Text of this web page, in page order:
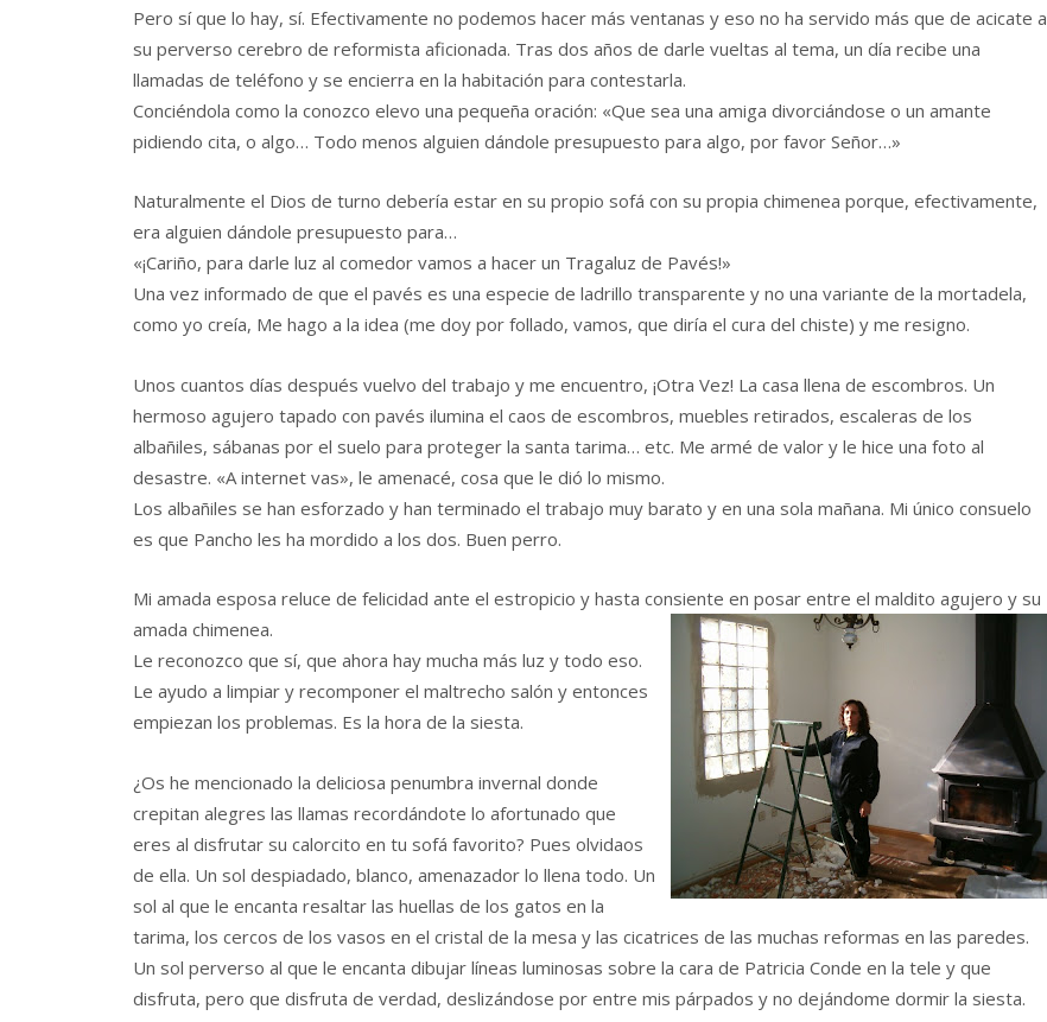
Pero sí que lo hay, sí. Efectivamente no podemos hacer más ventanas y eso no ha servido más que de acicate a
su perverso cerebro de reformista aficionada. Tras dos años de darle vueltas al tema, un día recibe una
llamadas de teléfono y se encierra en la habitación para contestarla.
Conciéndola como la conozco elevo una pequeña oración: «Que sea una amiga divorciándose o un amante
pidiendo cita, o algo… Todo menos alguien dándole presupuesto para algo, por favor Señor…»
Naturalmente el Dios de turno debería estar en su propio sofá con su propia chimenea porque, efectivamente,
era alguien dándole presupuesto para…
«¡Cariño, para darle luz al comedor vamos a hacer un Tragaluz de Pavés!»
Una vez informado de que el pavés es una especie de ladrillo transparente y no una variante de la mortadela,
como yo creía, Me hago a la idea (me doy por follado, vamos, que diría el cura del chiste) y me resigno.
Unos cuantos días después vuelvo del trabajo y me encuentro, ¡Otra Vez! La casa llena de escombros. Un
hermoso agujero tapado con pavés ilumina el caos de escombros, muebles retirados, escaleras de los
albañiles, sábanas por el suelo para proteger la santa tarima… etc. Me armé de valor y le hice una foto al
desastre. «A internet vas», le amenacé, cosa que le dió lo mismo.
Los albañiles se han esforzado y han terminado el trabajo muy barato y en una sola mañana. Mi único consuelo
es que Pancho les ha mordido a los dos. Buen perro.
Mi amada esposa reluce de felicidad ante el estropicio y hasta consiente en posar entre el maldito agujero y su
amada chimenea.
Le reconozco que sí, que ahora hay mucha más luz y todo eso.
Le ayudo a limpiar y recomponer el maltrecho salón y entonces
empiezan los problemas. Es la hora de la siesta.
¿Os he mencionado la deliciosa penumbra invernal donde
crepitan alegres las llamas recordándote lo afortunado que
eres al disfrutar su calorcito en tu sofá favorito? Pues olvidaos
de ella. Un sol despiadado, blanco, amenazador lo llena todo. Un
sol al que le encanta resaltar las huellas de los gatos en la
tarima, los cercos de los vasos en el cristal de la mesa y las cicatrices de las muchas reformas en las paredes.
Un sol perverso al que le encanta dibujar líneas luminosas sobre la cara de Patricia Conde en la tele y que
disfruta, pero que disfruta de verdad, deslizándose por entre mis párpados y no dejándome dormir la siesta.